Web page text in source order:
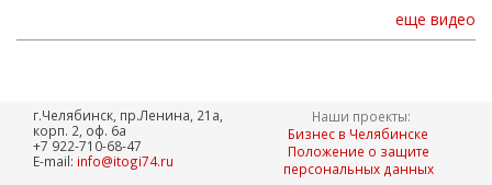
еще видео
г.Челябинск, пр.Ленина, 21а,
корп. 2, оф. 6а
+7 922-710-68-47
E-mail: info@itogi74.ru
Наши проекты:
Бизнес в Челябинске
Положение о защите
персональных данных